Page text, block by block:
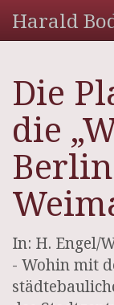
Harald
Die
die
In: H. Engel/
- Wohin mit